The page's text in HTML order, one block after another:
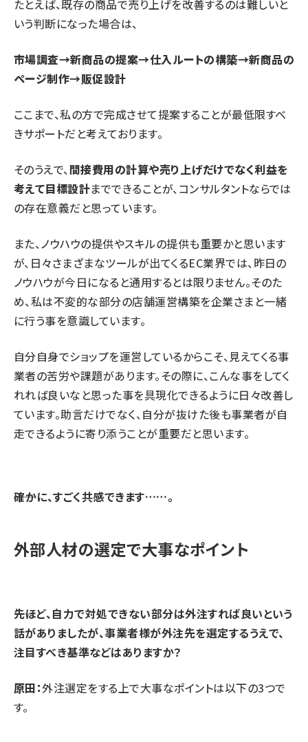
たとえば、既存の商品で売り上げを改善するのは難しいと
いう判断になった場合は、
市場調査→新商品の提案→仕入ルートの構築→新商品の
ページ制作→販促設計
ここまで、私の方で完成させて提案することが最低限すべ
きサポートだと考えております。
そのうえで、 間接費用の計算や売り上げだけでなく利益を
考えて目標設計までできることが、コンサルタントならでは
の存在意義だと思っています。
また、ノウハウの提供やスキルの提供も重要かと思います
が、日々さまざまなツールが出てくるEC業界では、昨日の
ノウハウが今日になると通用するとは限りません。そのた
め、私は不変的な部分の店舗運営構築を企業さまと一緒
に行う事を意識しています。
自分自身でショップを運営しているからこそ、見えてくる事
業者の苦労や課題があります。その際に、こんな事をしてく
れれば良いなと思った事を具現化できるように日々改善し
ています。助言だけでなく、自分が抜けた後も事業者が自
走できるように寄り添うことが重要だと思います。
⸺確かに、すごく共感できます……。
外部人材の選定で大事なポイント
⸺先ほど、自力で対処できない部分は外注すれば良いという
話がありましたが、事業者様が外注先を選定するうえで、
注目すべき基準などはありますか？
原田：外注選定をする上で大事なポイントは以下の3つで
す。